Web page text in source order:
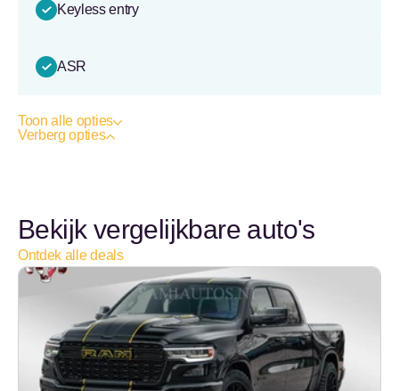
Keyless entry
ASR
Toon alle opties
Verberg opties
Bekijk vergelijkbare auto's
Ontdek alle deals